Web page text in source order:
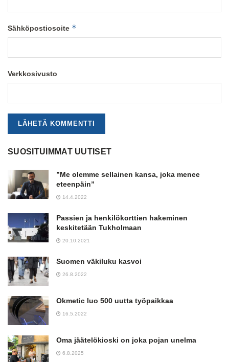
Sähköpostiosoite *
Verkkosivusto
SUOSITUIMMAT UUTISET
”Me olemme sellainen kansa, joka menee
eteenpäin”
14.4.2022
Passien ja henkilökorttien hakeminen
keskitetään Tukholmaan
20.10.2021
Suomen väkiluku kasvoi
26.8.2022
Okmetic luo 500 uutta työpaikkaa
16.5.2022
Oma jäätelökioski on joka pojan unelma
6.8.2025